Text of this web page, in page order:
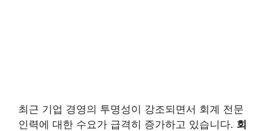
최근 기업 경영의 투명성이 강조되면서 회계 전문
인력에 대한 수요가 급격히 증가하고 있습니다. 회